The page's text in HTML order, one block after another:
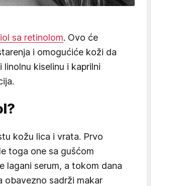
sa retinolom. Ovo će
i omogućiće koži da
kiselinu i kaprilni
kožu lica i vrata. Prvo
toga one sa gušćom
lagani serum, a tokom dana
obavezno sadrži makar